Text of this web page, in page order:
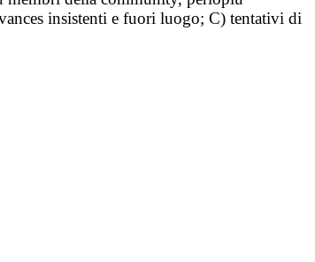
insistenti e fuori luogo; C) tentativi di